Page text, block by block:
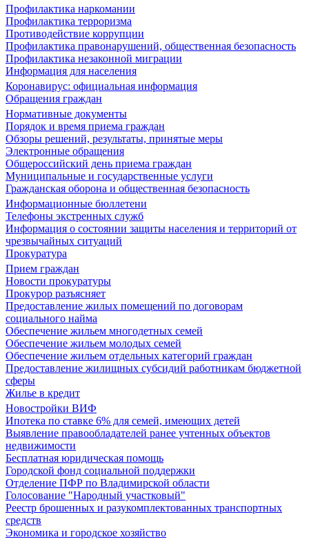
Профилактика наркомании
Профилактика терроризма
Противодействие коррупции
Профилактика правонарушений, общественная безопасность
Профилактика незаконной миграции
Информация для населения
Коронавирус: официальная информация
Обращения граждан
Нормативные документы
Порядок и время приема граждан
Обзоры решений, результаты, принятые меры
Электронные обращения
Общероссийский день приема граждан
Муниципальные и государственные услуги
Гражданская оборона и общественная безопасность
Информационные бюллетени
Телефоны экстренных служб
Информация о состоянии защиты населения и территорий от
чрезвычайных ситуаций
Прокуратура
Прием граждан
Новости прокуратуры
Прокурор разъясняет
Предоставление жилых помещений по договорам
социального найма
Обеспечение жильем многодетных семей
Обеспечение жильем молодых семей
Обеспечение жильем отдельных категорий граждан
Предоставление жилищных субсидий работникам бюджетной
сферы
Жилье в кредит
Новостройки ВИФ
Ипотека по ставке 6% для семей, имеющих детей
Выявление правообладателей ранее учтенных объектов
недвижимости
Бесплатная юридическая помощь
Городской фонд социальной поддержки
Отделение ПФР по Владимирской области
Голосование "Народный участковый"
Реестр брошенных и разукомплектованных транспортных
средств
Экономика и городское хозяйство